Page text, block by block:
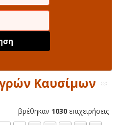
Καυσίμων
βρέθηκαν 1030 επιχειρήσεις